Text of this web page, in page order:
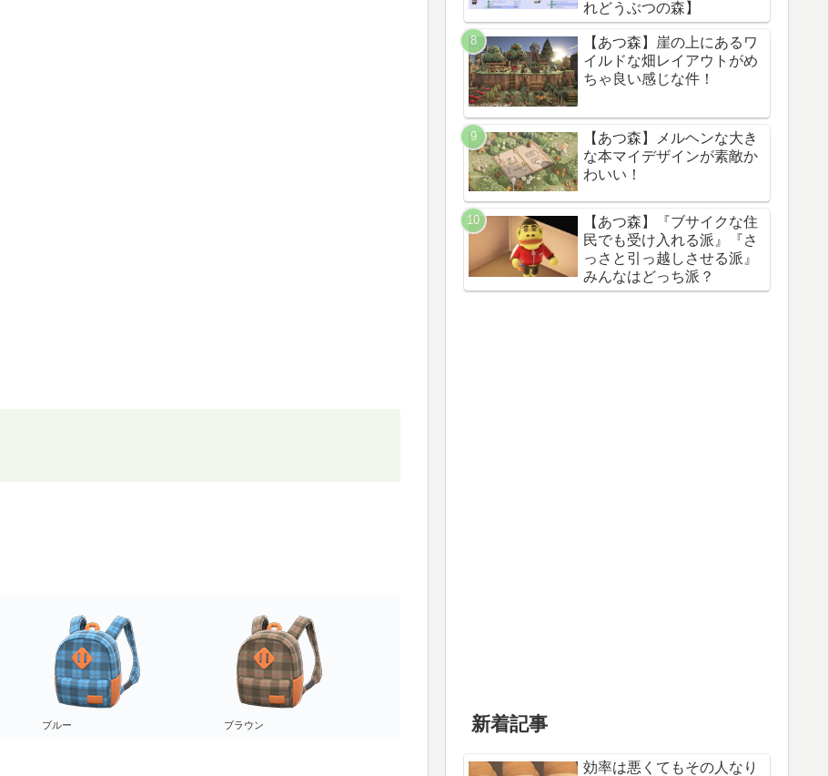
ブルー ブラウン
れどうぶつの森】
【あつ森】崖の上にあるワ
イルドな畑レイアウトがめ
ちゃ良い感じな件！
【あつ森】メルヘンな大き
な本マイデザインが素敵か
わいい！
【あつ森】『ブサイクな住
民でも受け入れる派』『さ
っさと引っ越しさせる派』
みんなはどっち派？
新着記事
効率は悪くてもその人なり